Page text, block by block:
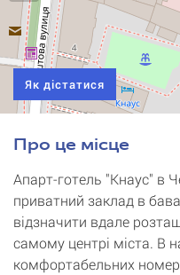
Як дістатися
Про це місце
Апарт-готель "Кнаус" в
приватний заклад в
відзначити вдале
самому центрі міста. В
комфортабельних